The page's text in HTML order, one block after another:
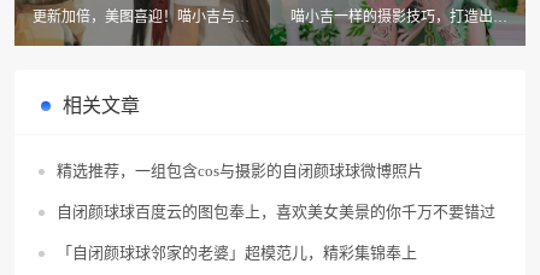
更新加倍，美图喜迎！喵小吉与弟
弟互动小蓝鸟coscoscos
喵小吉一样的摄影技巧，打造出经
典佳作
相关文章
精选推荐，一组包含cos与摄影的自闭颜球球微博照片
自闭颜球球百度云的图包奉上，喜欢美女美景的你千万不要错过
「自闭颜球球邻家的老婆」超模范儿，精彩集锦奉上